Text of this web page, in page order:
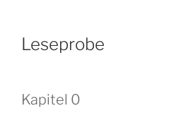
Leseprobe
Kapitel 0